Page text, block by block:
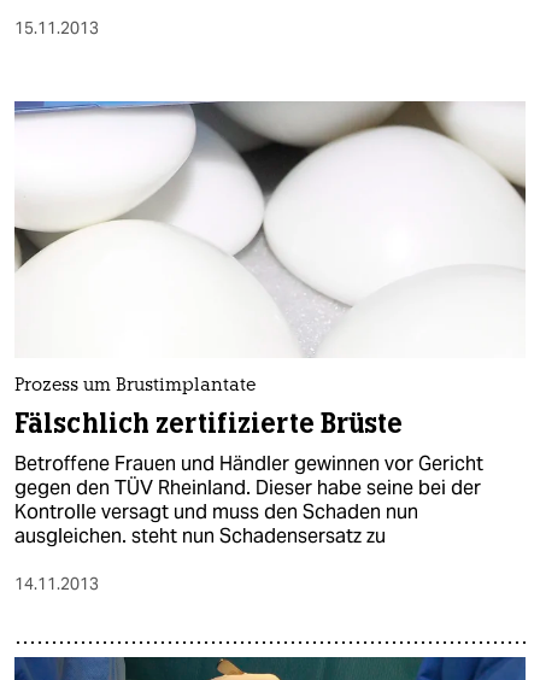
15.11.2013
Prozess um Brustimplantate
Fälschlich zertifizierte Brüste
Betroffene Frauen und Händler gewinnen vor Gericht
gegen den TÜV Rheinland. Dieser habe seine bei der
Kontrolle versagt und muss den Schaden nun
ausgleichen. steht nun Schadensersatz zu
14.11.2013